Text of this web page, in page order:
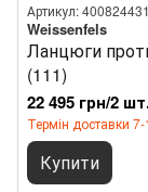
Артикул:
Weissenfels
Ланцюги
(111)
22 495 грн/2
Термін доставки
Купити